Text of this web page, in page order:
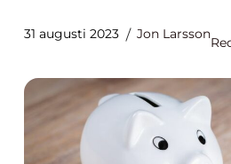
31 augusti 2023 Jon Larsson